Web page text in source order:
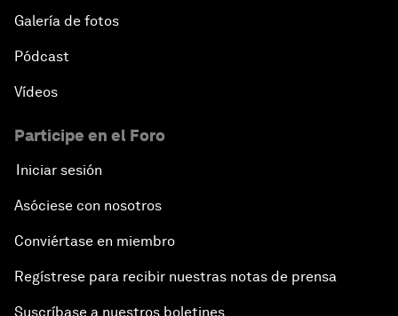
Galería de fotos
Pódcast
Vídeos
Participe en el Foro
Iniciar sesión
Asóciese con nosotros
Conviértase en miembro
Regístrese para recibir nuestras notas de prensa
Suscríbase a nuestros boletines